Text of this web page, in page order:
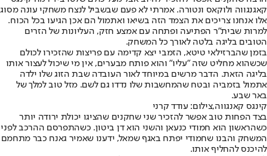
קאגנגווה ולוקאס ונטורה. אמרתי לא פעם שבשביל לנצח משחקי עונה מסוג
אלו אנחנו צריכים את הצמד הזה בשיאו ואתמול הם אכן הגיעו בכל הכוח.
למרות שבית"ר הפתיעה ופתחה עם אמצע חזק, העליונות של הזרים
הטובים בליגה בלטה לאורך כל המשחק.
בזמן שהברזילאי טיטא, הזמבי יצא קדימה עם פריצות שהזכירו לכולם
שכשהוא מחליט שזה "עליו" והוא פותח מבערים, אין מי שיכול לעצור אותו
בליגה הזאת. הדבר מרשים במיוחד לאור העובדה שבת הזוג שלו ילדה
אתמול בזמביה ובטח שהמחשבות שלו נדדו גם לשם. מזל טוב למלך של
באר שבע.
קינגס קאנגווה,צילום: עודד קרני
בצד הפחות טוב אפשר להזכיר שני שחקנים שהציגו יכולת ירודה יותר
כשהראשון הוא חמודי כנעאן והשני הוא דן ביטון. כשהתפרסם ההרכב לפני
המשחק והבנו שחמודי יפתח באגף שמאל, ידענו שאמיר גאנח כבר מתחמם
להיכנס להחליף אותו.